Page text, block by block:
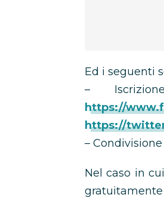
Ed i seguenti
–
https://
https://
–
Nel caso in
gratuitamente